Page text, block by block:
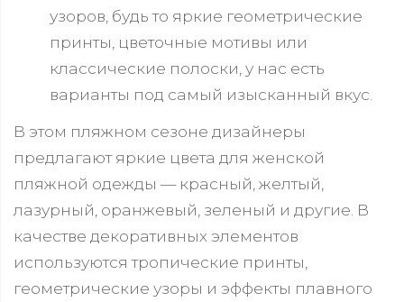
узоров, будь то яркие геометрические
принты, цветочные мотивы или
классические полоски, у нас есть
варианты под самый изысканный вкус.
В этом пляжном сезоне дизайнеры
предлагают яркие цвета для женской
пляжной одежды — красный, желтый,
лазурный, оранжевый, зеленый и другие. В
качестве декоративных элементов
используются тропические принты,
геометрические узоры и эффекты плавного